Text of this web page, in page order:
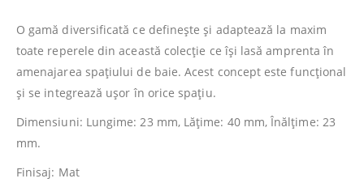
O gamă diversificată ce definește și adaptează la maxim
toate reperele din această colecție ce își lasă amprenta în
amenajarea spațiului de baie. Acest concept este funcțional
și se integrează ușor în orice spațiu.
Dimensiuni: Lungime: 23 mm, Lăţime: 40 mm, Înălţime: 23
mm.
Finisaj: Mat